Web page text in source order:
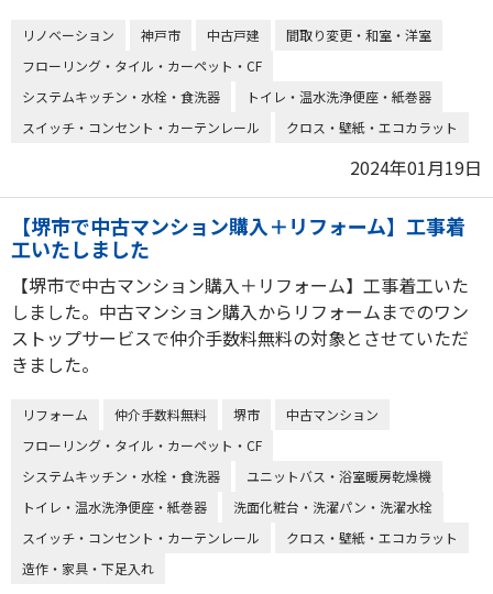
リノベーション 神戸市 中古戸建
間取り変更・和室・洋室
フローリング・タイル・カーペット・CF
システムキッチン・水栓・食洗器
トイレ・温水洗浄便座・紙巻器
スイッチ・コンセント・カーテンレール
クロス・壁紙・エコカラット
2024年01月19日
【堺市で中古マンション購入＋リフォーム】工事着
工いたしました
【堺市で中古マンション購入＋リフォーム】工事着工いた
しました。中古マンション購入からリフォームまでのワン
ストップサービスで仲介手数料無料の対象とさせていただ
きました。
リフォーム 仲介手数料無料 堺市
中古マンション
フローリング・タイル・カーペット・CF
システムキッチン・水栓・食洗器
ユニットバス・浴室暖房乾燥機
トイレ・温水洗浄便座・紙巻器
洗面化粧台・洗濯パン・洗濯水栓
スイッチ・コンセント・カーテンレール
クロス・壁紙・エコカラット
造作・家具・下足入れ